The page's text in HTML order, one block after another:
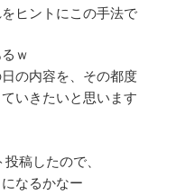
ヒントにこの手法で
ｗ
の内容を、その都度
いきたいと思います
稿したので、
なるかなー